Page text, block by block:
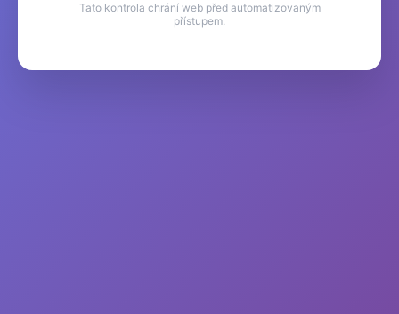
Tato kontrola chrání web před automatizovaným
přístupem.